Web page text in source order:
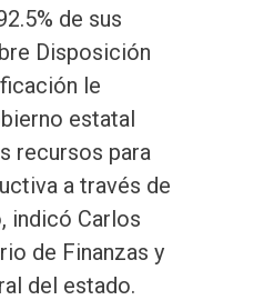
de sus
Disposición
le
estatal
recursos para
a través de
indicó Carlos
de Finanzas y
del estado.